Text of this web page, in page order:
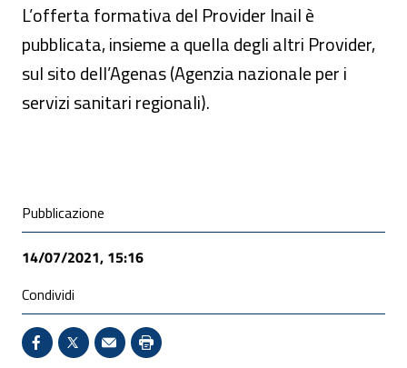
L’offerta formativa del Provider Inail è
pubblicata, insieme a quella degli altri Provider,
sul sito dell’Agenas (Agenzia nazionale per i
servizi sanitari regionali).
Condivisione social
Pubblicazione
14/07/2021, 15:16
Condividi
Condividi su Facebook - Sito esterno - Apertura in
X - Sito esterno - Apertura in nuova finestra
Invio Mail: apre il programma di posta
Stampa pagina: scelta meno